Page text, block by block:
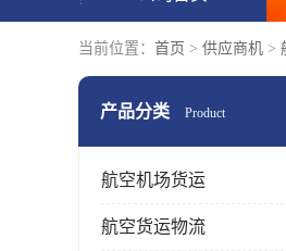
当前位置： 首页 > 供应商机 >
产品分类 Product
航空机场货运
航空货运物流